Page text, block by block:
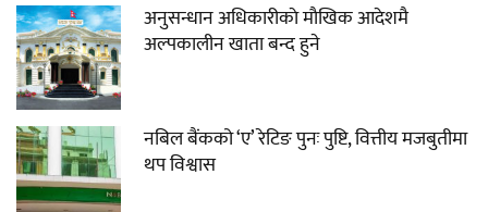
अनुसन्धान अधिकारीकाे माैखिक आदेशमै
अल्पकालीन खाता बन्द हुने
नबिल बैंकको ‘ए’ रेटिङ पुनः पुष्टि, वित्तीय मजबुतीमा
थप विश्वास